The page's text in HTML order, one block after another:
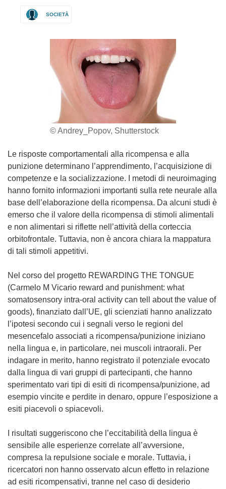
SOCIETÀ
© Andrey_Popov, Shutterstock
Le risposte comportamentali alla ricompensa e alla
punizione determinano l’apprendimento, l’acquisizione di
competenze e la socializzazione. I metodi di neuroimaging
hanno fornito informazioni importanti sulla rete neurale alla
base dell’elaborazione della ricompensa. Da alcuni studi è
emerso che il valore della ricompensa di stimoli alimentali
e non alimentari si riflette nell’attività della corteccia
orbitofrontale. Tuttavia, non è ancora chiara la mappatura
di tali stimoli appetitivi.
Nel corso del progetto REWARDING THE TONGUE
(Carmelo M Vicario reward and punishment: what
somatosensory intra-oral activity can tell about the value of
goods), finanziato dall’UE, gli scienziati hanno analizzato
l’ipotesi secondo cui i segnali verso le regioni del
mesencefalo associati a ricompensa/punizione iniziano
nella lingua e, in particolare, nei muscoli intraorali. Per
indagare in merito, hanno registrato il potenziale evocato
dalla lingua di vari gruppi di partecipanti, che hanno
sperimentato vari tipi di esiti di ricompensa/punizione, ad
esempio vincite e perdite in denaro, oppure l’esposizione a
esiti piacevoli o spiacevoli.
I risultati suggeriscono che l’eccitabilità della lingua è
sensibile alle esperienze correlate all’avversione,
compresa la repulsione sociale e morale. Tuttavia, i
ricercatori non hanno osservato alcun effetto in relazione
ad esiti ricompensativi, tranne nel caso di desiderio